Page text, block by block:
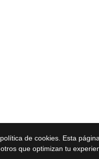
de cookies. Esta
otros que optimizan tu